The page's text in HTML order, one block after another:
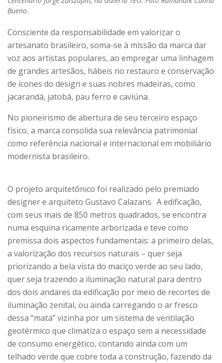
Bueno.
Consciente da responsabilidade em valorizar o
artesanato brasileiro, soma-se à missão da marca dar
voz aos artistas populares, ao empregar uma linhagem
de grandes artesãos, hábeis no restauro e conservação
de ícones do design e suas nobres madeiras, como
jacarandá, jatobá, pau ferro e caviúna.
No pioneirismo de abertura de seu terceiro espaço
físico, a marca consolida sua relevância patrimonial
como referência nacional e internacional em mobiliário
modernista brasileiro.
O projeto arquitetônico foi realizado pelo premiado
designer e arquiteto Gustavo Calazans. A edificação,
com seus mais de 850 metros quadrados, se encontra
numa esquina ricamente arborizada e teve como
premissa dois aspectos fundamentais: a primeiro delas,
a valorização dos recursos naturais – quer seja
priorizando a bela vista do maciço verde ao seu lado,
quer seja trazendo a iluminação natural para dentro
dos dois andares da edificação por meio de recortes de
iluminação zenital, ou ainda carregando o ar fresco
dessa “mata” vizinha por um sistema de ventilação
geotérmico que climatiza o espaço sem a necessidade
de consumo energético, contando ainda com um
telhado verde que cobre toda a construção, fazendo da